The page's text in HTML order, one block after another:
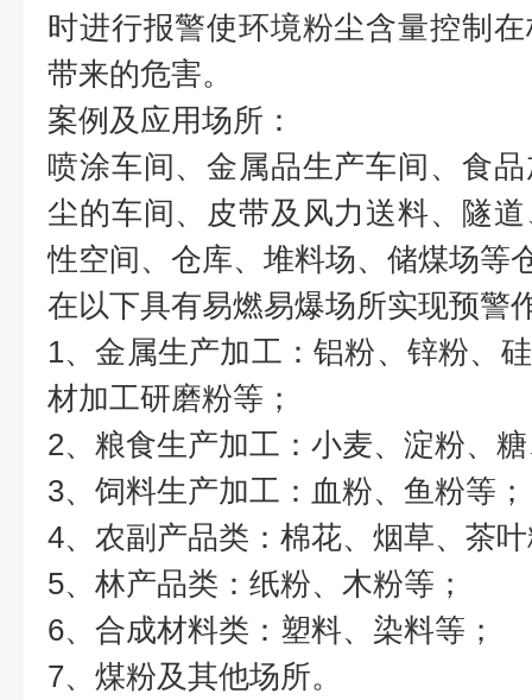
时进行报警使环境粉尘含量控制
带来的危害。
案例及应用场所：
喷涂车间、金属品生产车间、食
尘的车间、皮带及风力送料、隧
性空间、仓库、堆料场、储煤场等
在以下具有易燃易爆场所实现预警
1、金属生产加工：铝粉、锌粉、
材加工研磨粉等；
2、粮食生产加工：小麦、淀粉、
3、饲料生产加工：血粉、鱼粉等；
4、农副产品类：棉花、烟草、茶
5、林产品类：纸粉、木粉等；
6、合成材料类：塑料、染料等；
7、煤粉及其他场所。